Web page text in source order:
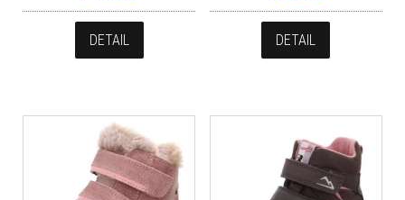
DETAIL DETAIL